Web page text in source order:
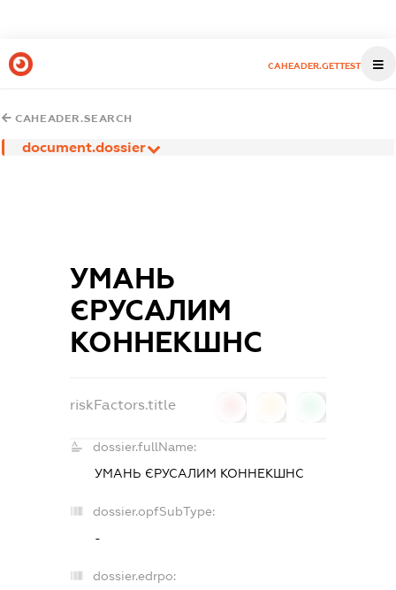
CAHEADER.GETTEST
CAHEADER.SEARCH
document.dossier
УМАНЬ
ЄРУСАЛИМ
КОННЕКШНС
riskFactors.title
dossier.fullName:
УМАНЬ ЄРУСАЛИМ КОННЕКШНС
dossier.opfSubType:
-
dossier.edrpo: